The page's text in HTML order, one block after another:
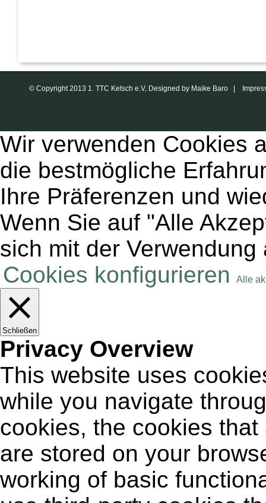
© Copyright 2013 1. TTC Ketsch e.V, Designed by Maike Baro |
Wir verwenden Cookies
die bestmögliche
Ihre Präferenzen und
Wenn Sie auf "Alle
sich mit der
Cookies konfigurieren
Alle
Schließen
Privacy Overview
This website uses
while you navigate
cookies, the cookies
are stored on your
working of basic